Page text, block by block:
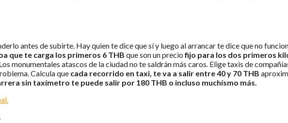
antes de subirte. Hay quien te dice que sí y luego al arrancar te dice que no
que te carga los primeros 6 THB que son un preciofijo para los dos primeros
monumentales atascos de la ciudad no te saldrán más caros. Elige taxis de
Calcula que cada recorrido en taxi, te va a salir entre 40 y 70 THB
sin taxímetro te puede salir por 180 THB o incluso muchísmo más.